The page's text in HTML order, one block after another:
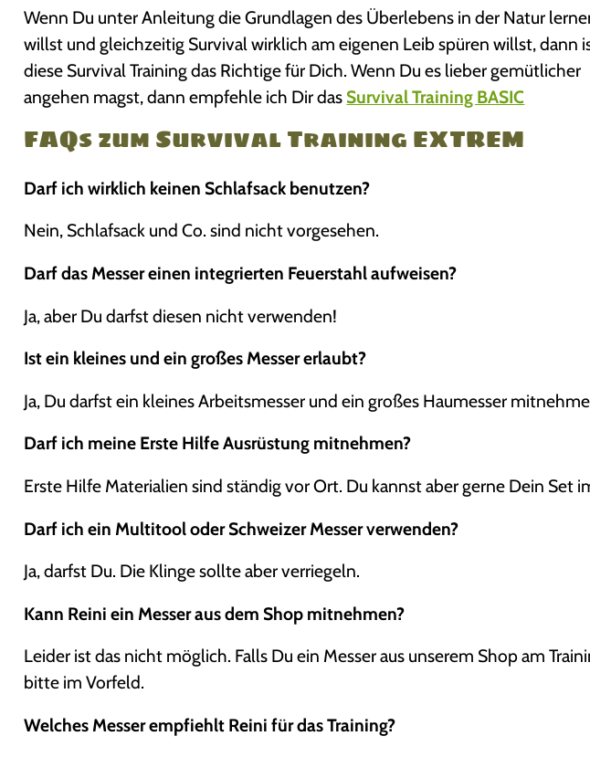
Wenn Du unter Anleitung die Grundlagen des Überlebens in der Natur
willst und gleichzeitig Survival wirklich am eigenen Leib spüren willst, dann
diese Survival Training das Richtige für Dich. Wenn Du es lieber gemütlicher
angehen magst, dann empfehle ich Dir das Survival Training BASIC
FAQs zum Survival Training EXTREM
Darf ich wirklich keinen Schlafsack benutzen?
Nein, Schlafsack und Co. sind nicht vorgesehen.
Darf das Messer einen integrierten Feuerstahl aufweisen?
Ja, aber Du darfst diesen nicht verwenden!
Ist ein kleines und ein großes Messer erlaubt?
Ja, Du darfst ein kleines Arbeitsmesser und ein großes Haumesser
Darf ich meine Erste Hilfe Ausrüstung mitnehmen?
Erste Hilfe Materialien sind ständig vor Ort. Du kannst aber gerne Dein Set
Darf ich ein Multitool oder Schweizer Messer verwenden?
Ja, darfst Du. Die Klinge sollte aber verriegeln.
Kann Reini ein Messer aus dem Shop mitnehmen?
Leider ist das nicht möglich. Falls Du ein Messer aus unserem Shop am
bitte im Vorfeld.
Welches Messer empfiehlt Reini für das Training?